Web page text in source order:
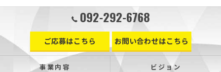
092-292-6768
ご応募はこちら お問い合わせはこちら
事業内容 ビジョン